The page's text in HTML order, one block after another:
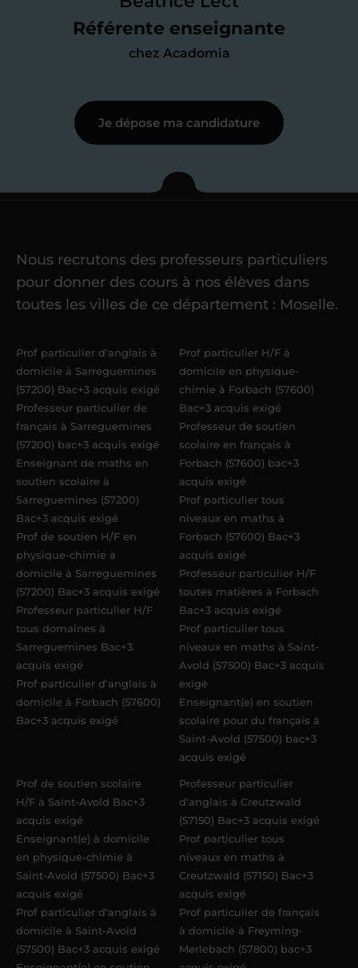
Référente enseignante
chez Acadomia
me mettre à jour au besoin) et
j’échange en direct avec un chargé de
Étape 3
Je commence mes
Une fois ma candidature validée,mon
référent me confie mes premiers
élèvesdans un délai de6 jours
Acadomia.
Je dépose ma candidature
Nous recrutons des professeurs particuliers
pour donner des cours à nos élèves dans
toutes les villes de ce département : Moselle.
Prof particulier d'anglais à
domicile à Sarreguemines
(57200) Bac+3 acquis exigé
Professeur particulier de
français à Sarreguemines
(57200) bac+3 acquis exigé
Enseignant de maths en
soutien scolaire à
Sarreguemines (57200)
Bac+3 acquis exigé
Prof de soutien H/F en
physique-chimie à
domicile à Sarreguemines
(57200) Bac+3 acquis exigé
Professeur particulier H/F
tous domaines à
Sarreguemines Bac+3
acquis exigé
Prof particulier d'anglais à
domicile à Forbach (57600)
Bac+3 acquis exigé
Prof particulier H/F à
domicile en physique-
chimie à Forbach (57600)
Bac+3 acquis exigé
Professeur de soutien
scolaire en français à
Forbach (57600) bac+3
acquis exigé
Prof particulier tous
niveaux en maths à
Forbach (57600) Bac+3
acquis exigé
Professeur particulier H/F
toutes matières à Forbach
Bac+3 acquis exigé
Prof particulier tous
niveaux en maths à Saint-
Avold (57500) Bac+3 acquis
exigé
Enseignant(e) en soutien
scolaire pour du français à
Saint-Avold (57500) bac+3
acquis exigé
Prof de soutien scolaire
H/F à Saint-Avold Bac+3
acquis exigé
Enseignant(e) à domicile
en physique-chimie à
Saint-Avold (57500) Bac+3
acquis exigé
Prof particulier d'anglais à
domicile à Saint-Avold
(57500) Bac+3 acquis exigé
Professeur particulier
d'anglais à Creutzwald
(57150) Bac+3 acquis exigé
Prof particulier tous
niveaux en maths à
Creutzwald (57150) Bac+3
acquis exigé
Prof particulier de français
à domicile à Freyming-
Merlebach (57800) bac+3